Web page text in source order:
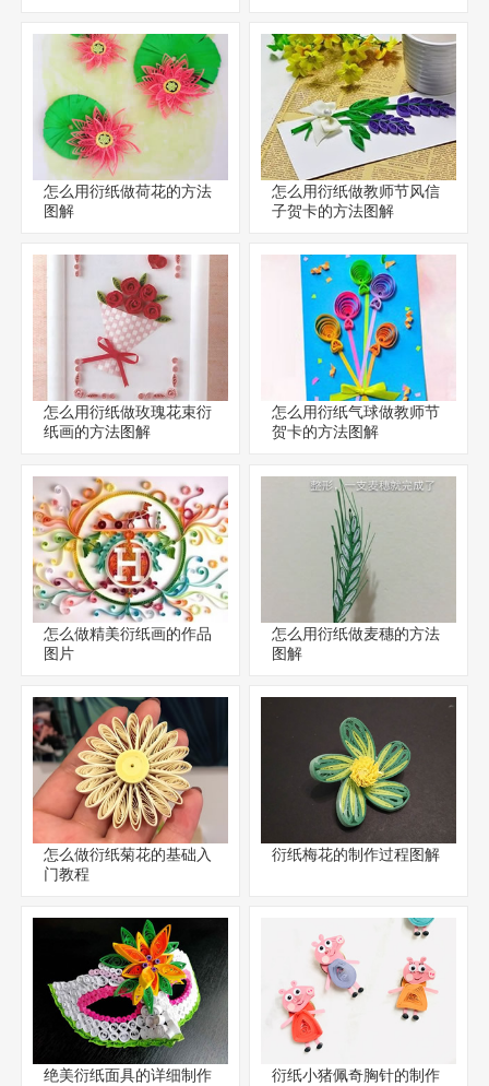
怎么用衍纸做荷花的方法
图解
怎么用衍纸做教师节风信
子贺卡的方法图解
怎么用衍纸做玫瑰花束衍
纸画的方法图解
怎么用衍纸气球做教师节
贺卡的方法图解
怎么做精美衍纸画的作品
图片
怎么用衍纸做麦穗的方法
图解
怎么做衍纸菊花的基础入
门教程
衍纸梅花的制作过程图解
绝美衍纸面具的详细制作
衍纸小猪佩奇胸针的制作